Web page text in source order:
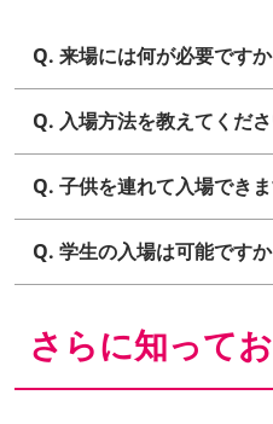
Q. 来場には何が必要です
Q. 入場方法を教えてくだ
Q. 子供を連れて入場でき
Q. 学生の入場は可能です
さらに知って